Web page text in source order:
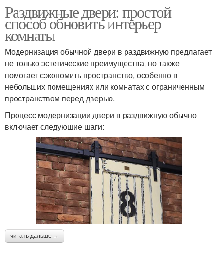
Раздвижные двери: простой
способ обновить интерьер
комнаты
Модернизация обычной двери в раздвижную предлагает
не только эстетические преимущества, но также
помогает сэкономить пространство, особенно в
небольших помещениях или комнатах с ограниченным
пространством перед дверью.
Процесс модернизации двери в раздвижную обычно
включает следующие шаги:
читать дальше →